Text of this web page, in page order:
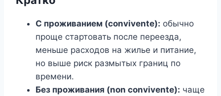
С проживанием (convivente): обычно
проще стартовать после переезда,
меньше расходов на жилье и питание,
но выше риск размытых границ по
времени.
Без проживания (non convivente): чаще